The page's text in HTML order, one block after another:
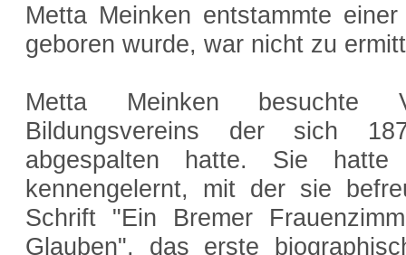
Metta Meinken entstammte
geboren wurde, war nicht zu
Metta Meinken besuchte
Bildungsvereins der sich
abgespalten hatte. Sie
kennengelernt, mit der sie
Schrift "Ein Bremer
Glauben", das erste